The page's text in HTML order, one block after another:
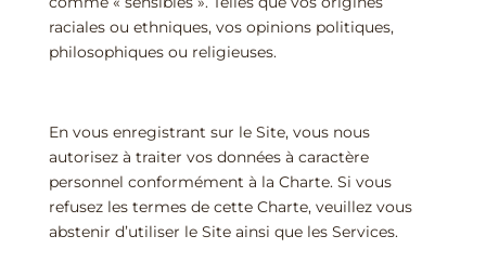
raciales ou ethniques, vos opinions politiques,
philosophiques ou religieuses.
En vous enregistrant sur le Site, vous nous
autorisez à traiter vos données à caractère
personnel conformément à la Charte. Si vous
refusez les termes de cette Charte, veuillez vous
abstenir d’utiliser le Site ainsi que les Services.